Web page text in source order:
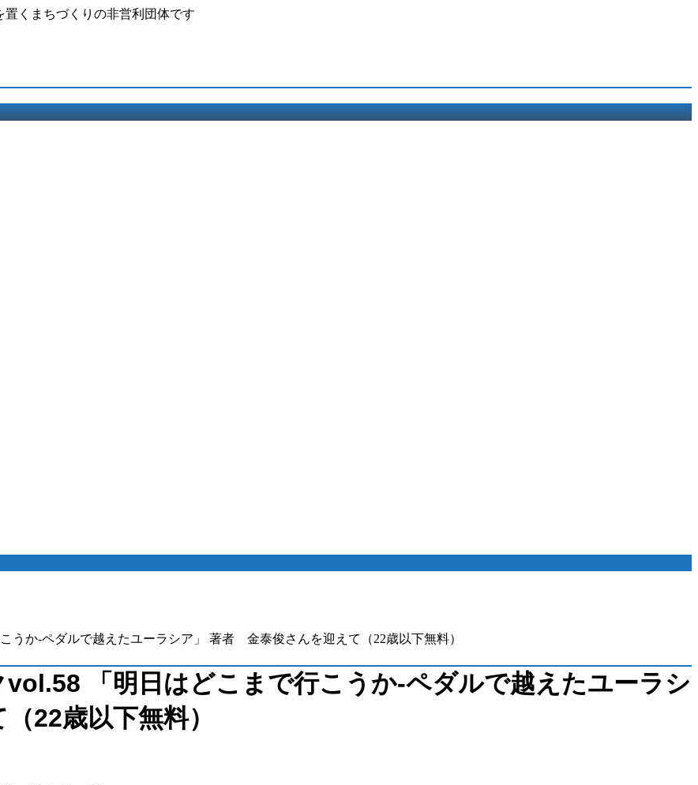
くまちづくりの非営利団体です
うか-ペダルで越えたユーラシア」 著者 金泰俊さんを迎えて（22歳以下無料）
「明日はどこまで行こうか-ペダルで越えたユーラシ
22歳以下無料）